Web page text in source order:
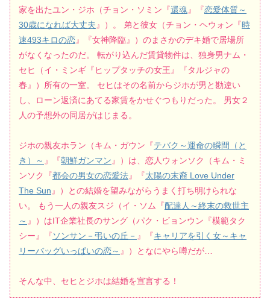
家を出たユン・ジホ（チョン・ソミン『還魂』『恋愛体質～
30歳になれば大丈夫』）。 弟と彼女（チョン・ヘウォン『時
速493キロの恋』『女神降臨』）のまさかのデキ婚で居場所
がなくなったのだ。 転がり込んだ賃貸物件は、独身男ナム・
セヒ（イ・ミンギ『ヒップタッチの女王』『タルジャの
春』）所有の一室。 セヒはその名前からジホが男と勘違い
し、ローン返済にあてる家賃をかせぐつもりだった。 男女２
人の予想外の同居がはじまる。
ジホの親友ホラン（キム・ガウン『テバク～運命の瞬間（と
き）～ 』『朝鮮ガンマン』）は、恋人ウォンソク（キム・ミ
ンソク『都会の男女の恋愛法』『太陽の末裔 Love Under
The Sun』）との結婚を望みながらうまく打ち明けられな
い。 もう一人の親友スジ（イ・ソム『配達人～終末の救世主
～ 』）はIT企業社長のサング（パク・ビョンウン『模範タク
シー』『ソンサン－弔いの丘－ 』『キャリアを引く女～キャ
リーバッグいっぱいの恋～ 』）となにやら噂だが…
そんな中、セヒとジホは結婚を宣言する！